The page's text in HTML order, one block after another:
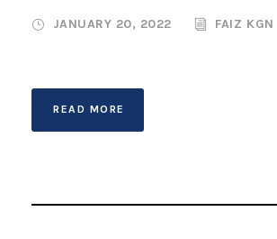
JANUARY 20, 2022 FAIZ KGN
READ MORE